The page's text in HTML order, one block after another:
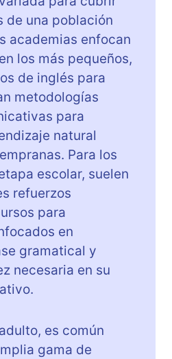
de una población
academias enfocan
los más pequeños,
de inglés para
metodologías
para
natural
Para los
escolar, suelen
refuerzos
para
en
gramatical y
necesaria en su
es común
gama de